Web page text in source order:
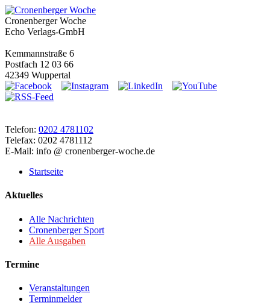
Cronenberger Woche
Echo Verlags-GmbH
Kemmannstraße 6
Postfach 12 03 66
42349 Wuppertal
Telefon: 0202 4781102
Telefax: 0202 4781112
E-Mail: info @ cronenberger-woche.de
Startseite
Aktuelles
Alle Nachrichten
Cronenberger Sport
Alle Ausgaben
Termine
Veranstaltungen
Terminmelder